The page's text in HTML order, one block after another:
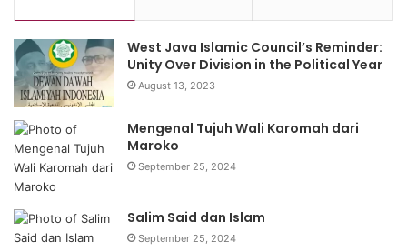
yang dilakukan pada pemilu dan pemilihan kepala daerah
partai, melainkan juga oleh orang-orang yang merupakan
bagian dari jaringan calon.
Praktik ini tak ditemukan di India dan Argentina, sebab jual
beli suara di kedua negara tersebut hanya dilakukan
melalui jaringan partai politik.
Kekhasan kedua, yakni adanya tim sukses. Cerita
mengenai tim sukses dan broker politik tak akan ditemukan
West Java Islamic Council’s Reminder:
Unity Over Division in the Political Year
August 13, 2023
Mengenal Tujuh Wali Karomah dari
Maroko
September 25, 2024
Salim Said dan Islam
September 25, 2024